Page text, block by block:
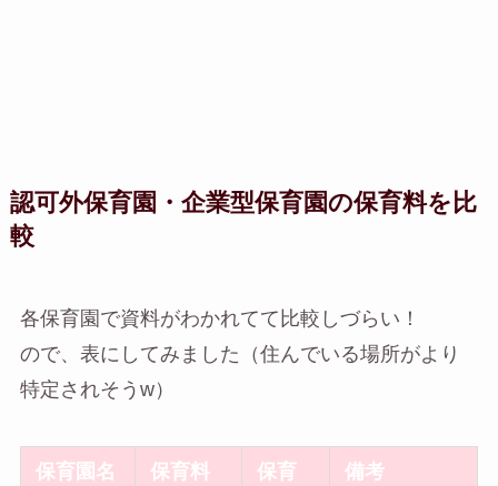
認可外保育園・企業型保育園の保育料を比
較
各保育園で資料がわかれてて比較しづらい！
ので、表にしてみました（住んでいる場所がより
特定されそうw）
保育園名 保育料
保育
備考